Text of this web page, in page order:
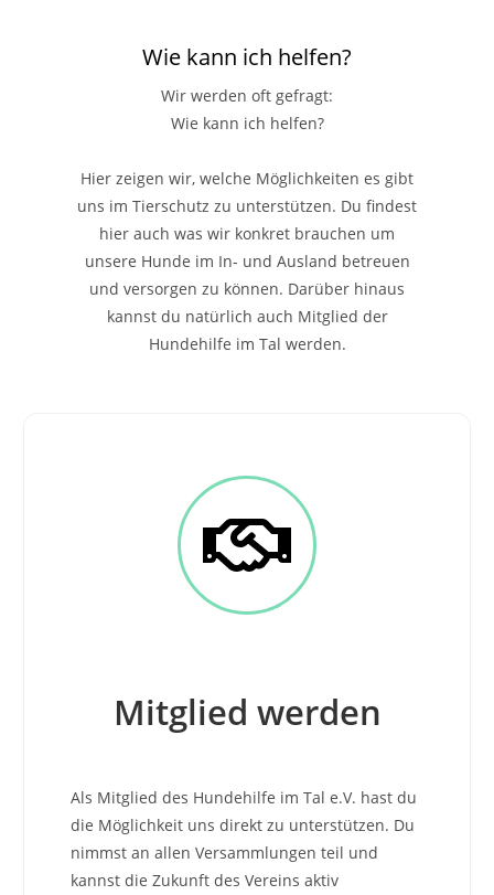
Wie kann ich helfen?
Wir werden oft gefragt:
Wie kann ich helfen?
Hier zeigen wir, welche Möglichkeiten es gibt
uns im Tierschutz zu unterstützen. Du findest
hier auch was wir konkret brauchen um
unsere Hunde im In- und Ausland betreuen
und versorgen zu können. Darüber hinaus
kannst du natürlich auch Mitglied der
Hundehilfe im Tal werden.
Mitglied werden
Als Mitglied des Hundehilfe im Tal e.V. hast du
die Möglichkeit uns direkt zu unterstützen. Du
nimmst an allen Versammlungen teil und
kannst die Zukunft des Vereins aktiv